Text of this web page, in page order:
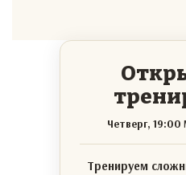
Четверг,
Тренируем